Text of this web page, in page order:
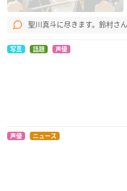
劇場
Order -
キャメ
聖川真斗に尽きます。鈴村さ
写真 話題 声優
声優 ニュース